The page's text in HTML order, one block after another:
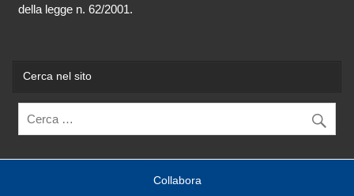
della legge n. 62/2001.
Cerca nel sito
Collabora